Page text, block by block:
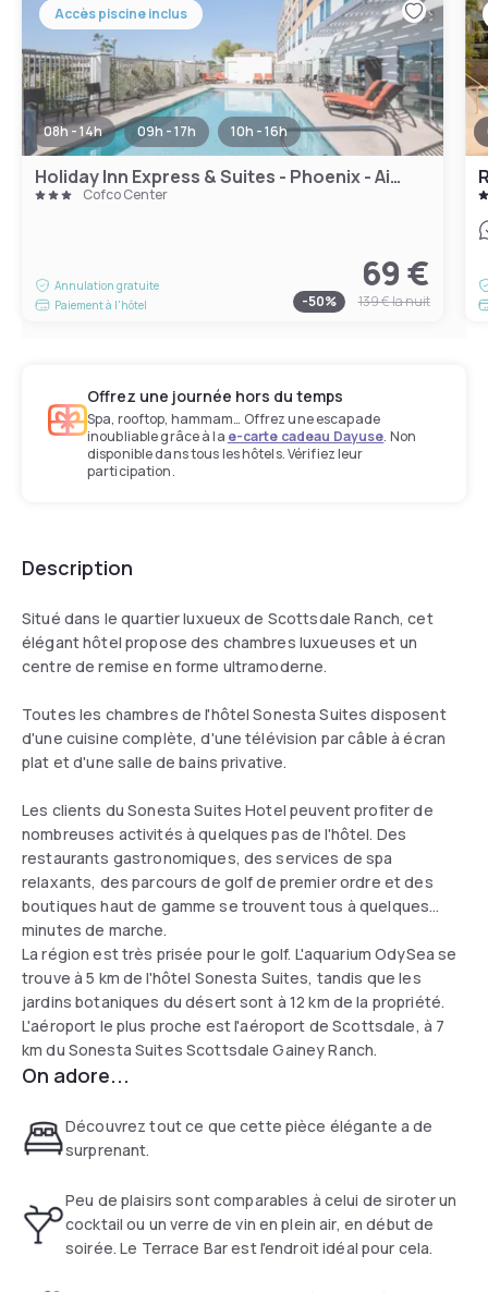
Accès piscine inclus
08h - 14h 09h - 17h 10h - 16h
Holiday Inn Express & Suites - Phoenix - Airport North
Cofco Center
Annulation gratuite
Paiement à l'hôtel
69 €
-50% 139 €la nuit
Offrez une journée hors du temps
Spa, rooftop, hammam… Offrez une escapade
inoubliable grâce à la e-carte cadeau Dayuse. Non
disponible dans tous les hôtels. Vérifiez leur
participation.
Description
Situé dans le quartier luxueux de Scottsdale Ranch, cet
élégant hôtel propose des chambres luxueuses et un
centre de remise en forme ultramoderne.
Toutes les chambres de l'hôtel Sonesta Suites disposent
d'une cuisine complète, d'une télévision par câble à écran
plat et d'une salle de bains privative.
Les clients du Sonesta Suites Hotel peuvent profiter de
nombreuses activités à quelques pas de l'hôtel. Des
restaurants gastronomiques, des services de spa
relaxants, des parcours de golf de premier ordre et des
boutiques haut de gamme se trouvent tous à quelques
minutes de marche.
La région est très prisée pour le golf. L'aquarium OdySea se
trouve à 5 km de l'hôtel Sonesta Suites, tandis que les
jardins botaniques du désert sont à 12 km de la propriété.
L'aéroport le plus proche est l'aéroport de Scottsdale, à 7
km du Sonesta Suites Scottsdale Gainey Ranch.
On adore...
Découvrez tout ce que cette pièce élégante a de
surprenant.
Peu de plaisirs sont comparables à celui de siroter un
cocktail ou un verre de vin en plein air, en début de
soirée. Le Terrace Bar est l'endroit idéal pour cela.